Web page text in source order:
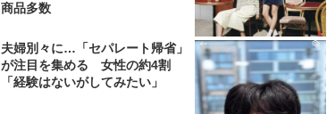
商品多数
夫婦別々に…「セパレート帰省」
が注目を集める 女性の約4割
「経験はないがしてみたい」